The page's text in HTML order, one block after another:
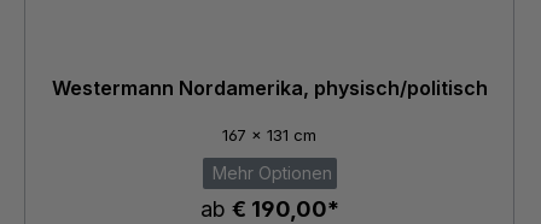
Westermann Nordamerika, physisch/politisch
167 x 131 cm
Mehr Optionen
ab € 190,00*